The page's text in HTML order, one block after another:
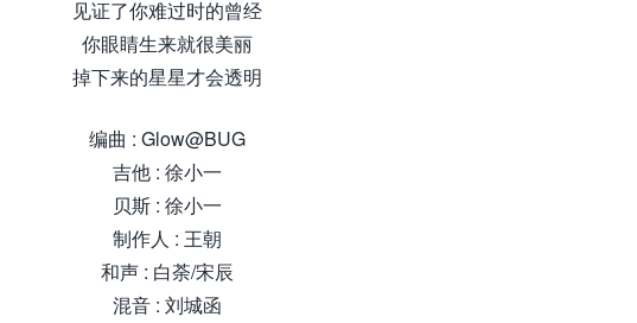
见证了你难过时的曾经
你眼睛生来就很美丽
掉下来的星星才会透明
编曲 : Glow@BUG
吉他 : 徐小一
贝斯 : 徐小一
制作人 : 王朝
和声 : 白荼/宋辰
混音 : 刘城函